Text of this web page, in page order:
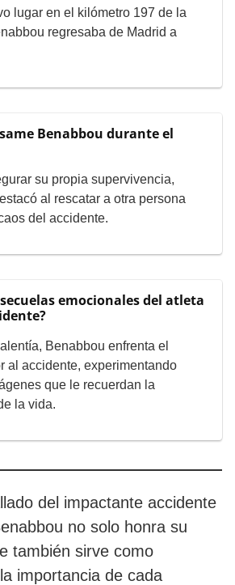
lugar en el kilómetro 197 de la
regresaba de Madrid a
Benabbou durante el
su propia supervivencia,
al rescatar a otra persona
del accidente.
emocionales del atleta
Benabbou enfrenta el
al accidente, experimentando
que le recuerdan la
la vida.
del impactante accidente
no solo honra su
también sirve como
importancia de cada